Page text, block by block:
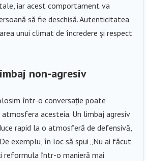
iar acest comportament va
să fie deschisă. Autenticitatea
unui climat de încredere și respect
non-agresiv
într-o conversație poate
acesteia. Un limbaj agresiv
rapid la o atmosferă de defensivă,
exemplu, în loc să spui „Nu ai făcut
reformula într-o manieră mai